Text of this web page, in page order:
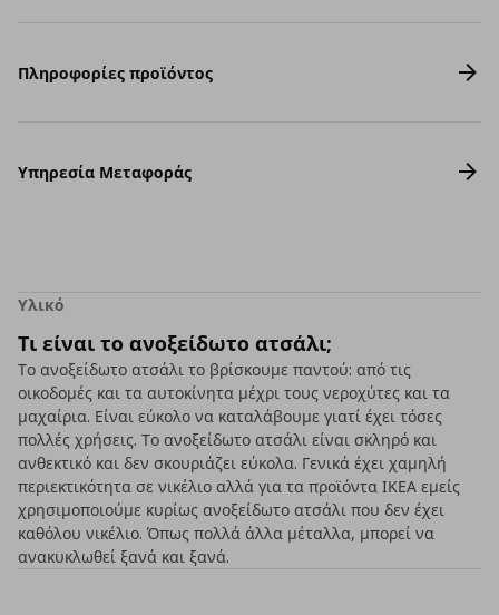
Πληροφορίες προϊόντος
Υπηρεσία Μεταφοράς
Υλικό
Τι είναι το ανοξείδωτο ατσάλι;
Το ανοξείδωτο ατσάλι το βρίσκουμε παντού: από τις
οικοδομές και τα αυτοκίνητα μέχρι τους νεροχύτες και τα
μαχαίρια. Είναι εύκολο να καταλάβουμε γιατί έχει τόσες
πολλές χρήσεις. Το ανοξείδωτο ατσάλι είναι σκληρό και
ανθεκτικό και δεν σκουριάζει εύκολα. Γενικά έχει χαμηλή
περιεκτικότητα σε νικέλιο αλλά για τα προϊόντα ΙΚΕΑ εμείς
χρησιμοποιούμε κυρίως ανοξείδωτο ατσάλι που δεν έχει
καθόλου νικέλιο. Όπως πολλά άλλα μέταλλα, μπορεί να
ανακυκλωθεί ξανά και ξανά.